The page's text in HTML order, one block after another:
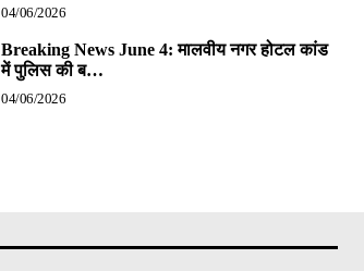
04/06/2026
Breaking News June 4: मालवीय नगर होटल कांड
में पुलिस की ब…
04/06/2026